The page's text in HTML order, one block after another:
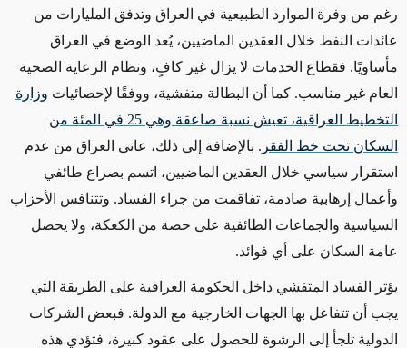
رغم من وفرة الموارد الطبيعية في العراق وتدفق المليارات من
عائدات النفط خلال العقدين الماضيين، يُعد الوضع في العراق
مأساويًا. فقطاع الخدمات لا يزال غير كافٍ، ونظام الرعاية الصحية
العام غير مناسب. كما أن البطالة متفشية، ووفقًا لإحصائيات وزارة
التخطيط العراقية، تعيش نسبة صاعقة وهي 25 في المئة من
السكان تحت خط الفقر . بالإضافة إلى ذلك، عانى العراق من عدم
استقرار سياسي خلال العقدين الماضيين، اتسم بصراع طائفي
وأعمال إرهابية صادمة، تفاقمت من جراء الفساد. وتتنافس الأحزاب
السياسية والجماعات الطائفية على حصة من الكعكة، ولا يحصل
عامة السكان على أي فوائد.
يؤثر الفساد المتفشي داخل الحكومة العراقية على الطريقة التي
يجب أن تتفاعل بها الجهات الخارجية مع الدولة. فبعض الشركات
الدولية تلجأ إلى الرشوة للحصول على عقود كبيرة، فتؤدي هذه